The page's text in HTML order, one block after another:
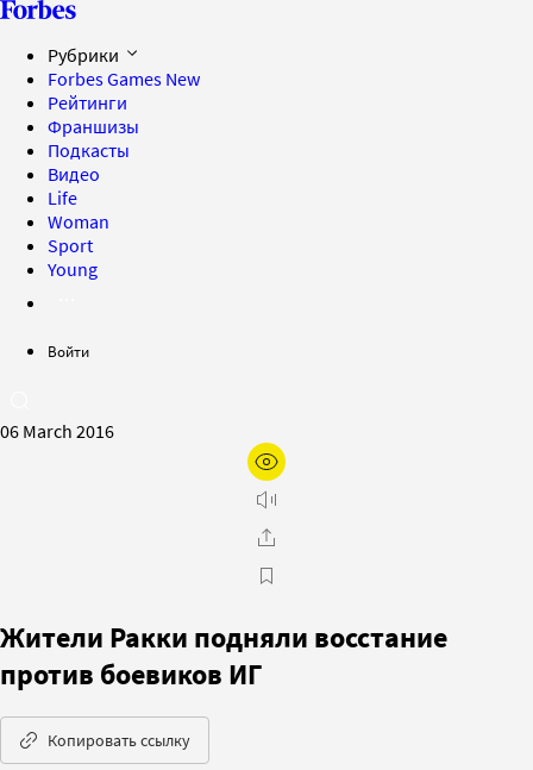
Рубрики
Forbes Games New
Рейтинги
Франшизы
Подкасты
Видео
Life
Woman
Sport
Young
Войти
06 March 2016
Жители Ракки подняли восстание
против боевиков ИГ
Копировать ссылку